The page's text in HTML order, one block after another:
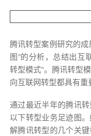
腾讯转型案例研究的
图”的分析，总结出互
转型模式”。腾讯转型
向互联网转型都具有重
通过最近半年的腾讯
以下转型业务足迹图
解腾讯转型的几个关